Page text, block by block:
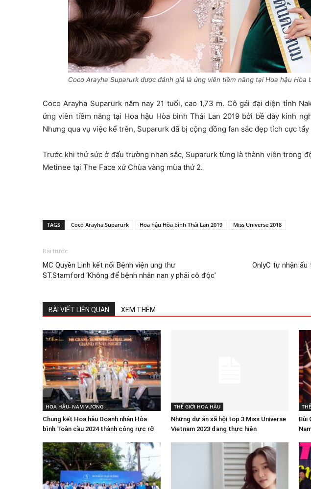
Coco Arayha Suparurk được đánh giá là ứng viên tiềm năng tại Hoa hậu Hòa
Coco Arayha Suparurk năm nay 21 tuổi, cao 1,73 m. Cô gái đại diện tỉnh
ứng viên tiềm năng tại Hoa hậu Hòa bình Thái Lan 2019 bởi bề dày kinh
Nhưng qua vụ việc kể trên, Suparurk đã bị cộng đồng fan sắc đẹp tích cực tẩy
Trước khi thử sức ở đấu trường nhan sắc, Suparurk từng là thành viên trong
Metinee tại The Face xứ Chùa vàng mùa thứ 2.
TAGS Coco Arayha Suparurk Hoa hậu Hòa bình Thái Lan 2019 Miss Universe 2018
Bài trước
MC Quyền Linh kết nối Bệnh viện ung thư
ST.Stamford ‘Không để bệnh nhân nan y phải cô độc’
OnlyC tự nhận ấu
BÀI VIẾT LIÊN QUAN XEM THÊM
HOA HẬU- NAM VƯƠNG
Chung kết Hoa hậu Doanh nhân Hòa
bình Toàn cầu 2024 thành công rực rỡ
THẾ GIỚI HOA HẬU
Những dự án xã hội top 3 Miss Universe
Vietnam 2023 đang thực hiện
Bùi